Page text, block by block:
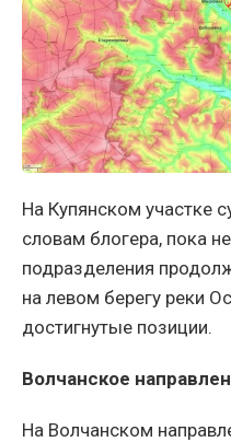
На Купянском участке
словам блогера, пока
подразделения
на левом берегу реки
достигнутые позиции.
Волчанское
На Волчанском